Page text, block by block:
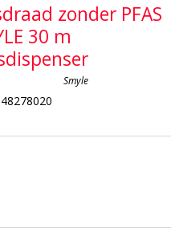
zonder PFAS
30 m
Smyle